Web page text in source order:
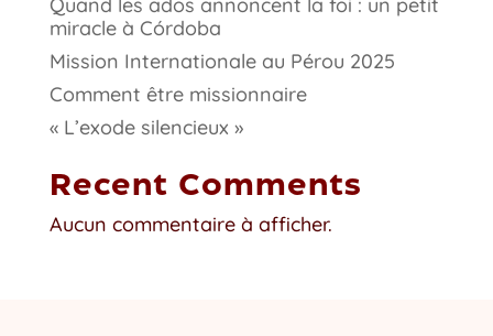
miracle à Córdoba
Mission Internationale au Pérou 2025
Comment être missionnaire
« L’exode silencieux »
Recent Comments
Aucun commentaire à afficher.